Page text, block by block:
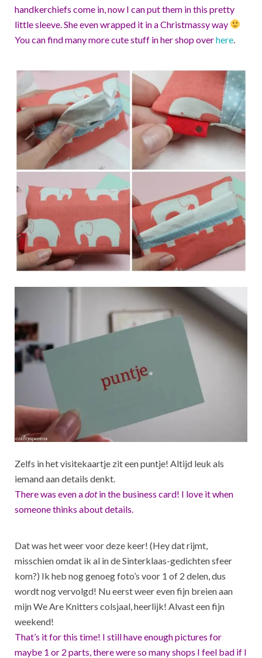
handkerchiefs come in, now I can put them in this pretty
little sleeve. She even wrapped it in a Christmassy way
You can find many more cute stuff in her shop overhere
Zelfs in het visitekaartje zit een puntje! Altijd leuk als
iemand aan details denkt.
There was even adotin the business card! I love it when
someone thinks about details.
Dat was het weer voor deze keer! (Hey dat rijmt,
misschien omdat ik al in de Sinterklaas-gedichten sfeer
kom?) Ik heb nog genoeg foto’s voor 1 of 2 delen, dus
wordt nog vervolgd! Nu eerst weer even fijn breien aan
mijn We Are Knitters colsjaal, heerlijk! Alvast een fijn
weekend!
That’s it for this time! I still have enough pictures for
maybe 1 or 2 parts, there were so many shops I feel bad if I